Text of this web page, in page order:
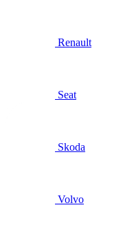
Renault
Seat
Skoda
Volvo